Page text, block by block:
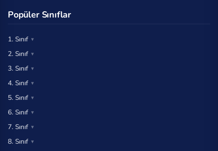
Popüler Sınıflar
1. Sınıf
2. Sınıf
3. Sınıf
4. Sınıf
5. Sınıf
6. Sınıf
7. Sınıf
8. Sınıf